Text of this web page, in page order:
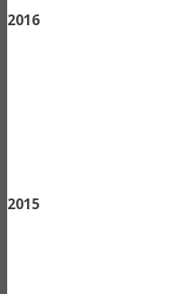
2016
2015